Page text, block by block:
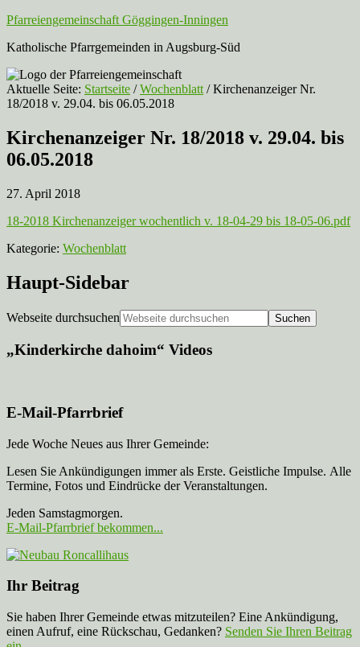
Pfarreiengemeinschaft Göggingen-Inningen
Katholische Pfarrgemeinden in Augsburg-Süd
Aktuelle Seite: Startseite / Wochenblatt /Kirchenanzeiger Nr.
18/2018 v. 29.04. bis 06.05.2018
Kirchenanzeiger Nr. 18/2018 v. 29.04. bis
06.05.2018
27. April 2018
18-2018 Kirchenanzeiger wochentlich v. 18-04-29 bis 18-05-06.pdf
Kategorie: Wochenblatt
Haupt-Sidebar
Webseite durchsuchen
„Kinderkirche dahoim“ Videos
E-Mail-Pfarrbrief
Jede Woche Neues aus Ihrer Gemeinde:
Lesen Sie Ankündigungen immer als Erste. Geistliche Impulse. Alle
Termine, Fotos und Eindrücke der Veranstaltungen.
Jeden Samstagmorgen.
E-Mail-Pfarrbrief bekommen...
Ihr Beitrag
Sie haben Ihrer Gemeinde etwas mitzuteilen? Eine Ankündigung,
einen Aufruf, eine Rückschau, Gedanken? Senden Sie Ihren Beitrag